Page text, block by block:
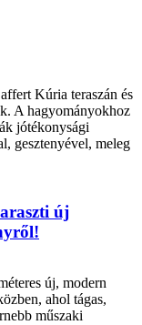
Kúria teraszán és
A hagyományokhoz
jótékonysági
gesztenyével, meleg
új
új, modern
ahol tágas,
műszaki